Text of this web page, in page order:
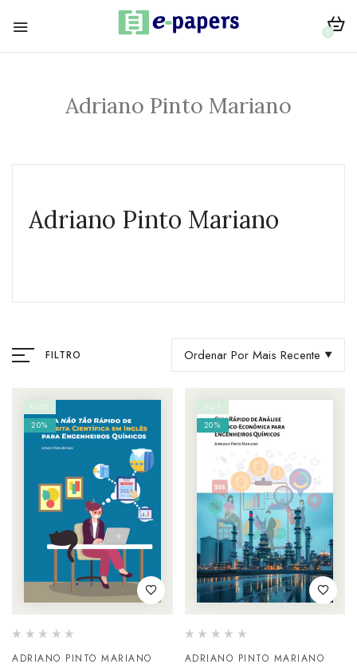
0
Adriano Pinto Mariano
Adriano Pinto Mariano
FILTRO Ordenar Por Mais Recente
HOT
20%
ADRIANO PINTO MARIANO
HOT
20%
ADRIANO PINTO MARIANO